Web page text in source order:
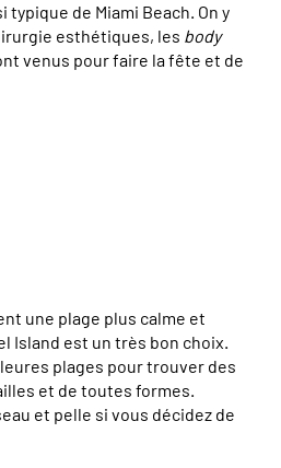
typique de Miami Beach. On y
esthétiques, les body
venus pour faire la fête et de
une plage plus calme et
Island est un très bon choix.
plages pour trouver des
et de toutes formes.
et pelle si vous décidez de